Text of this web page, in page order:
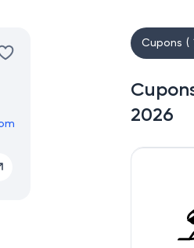
Cupons (
2026